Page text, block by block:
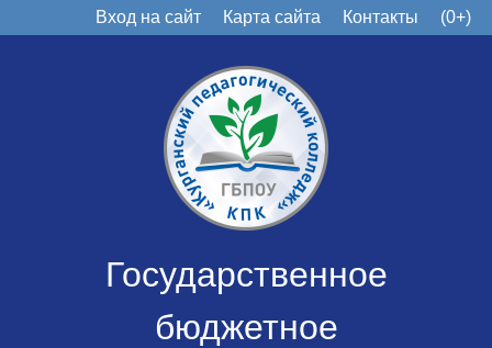
Вход на сайт Карта сайта Контакты (0+)
Государственное
бюджетное